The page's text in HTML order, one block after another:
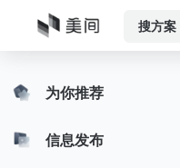
搜方案
为你推荐
信息发布